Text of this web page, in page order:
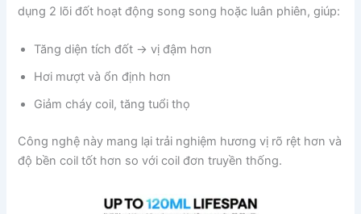
dụng 2 lõi đốt hoạt động song song hoặc luân phiên, giúp:
Tăng diện tích đốt → vị đậm hơn
Hơi mượt và ổn định hơn
Giảm cháy coil, tăng tuổi thọ
Công nghệ này mang lại trải nghiệm hương vị rõ rệt hơn và
độ bền coil tốt hơn so với coil đơn truyền thống.